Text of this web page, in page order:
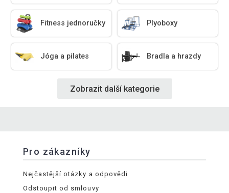
Fitness jednoručky Plyoboxy
Jóga a pilates Bradla a hrazdy
Zobrazit další kategorie
Pro zákazníky
Nejčastější otázky a odpovědi
Odstoupit od smlouvy